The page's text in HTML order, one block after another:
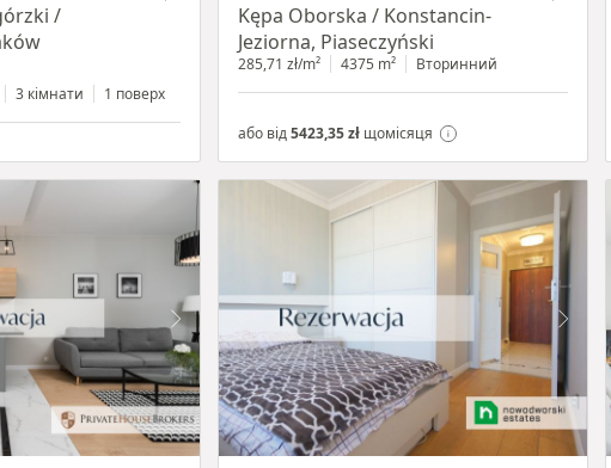
/
3 кімнати 1 поверх
Kępa Oborska / Konstancin-
Jeziorna, Piaseczyński
285,71 zł/m² 4375 m² Вторинний
або від5423,35 zł щомісяця